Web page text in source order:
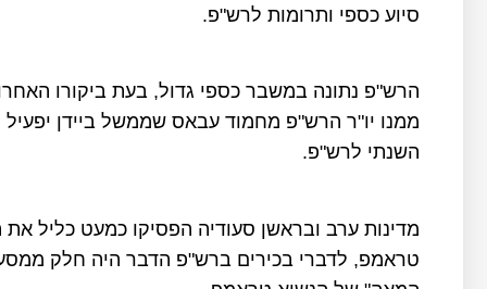
סיוע כספי ותרומות לרש"פ.
הרש"פ נתונה במשבר כספי גדול, בעת ביקורו
ממנו יו"ר הרש"פ מחמוד עבאס שממשל ביידן
השנתי לרש"פ.
מדינות ערב ובראשן סעודיה הפסיקו כמעט כליל
טראמפ, לדברי בכירים ברש"פ הדבר היה חלק